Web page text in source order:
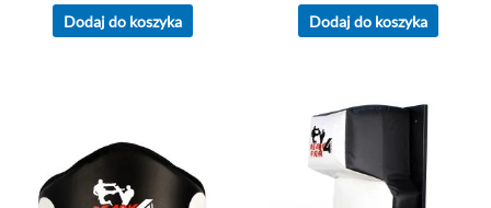
Dodaj do koszyka Dodaj do koszyka